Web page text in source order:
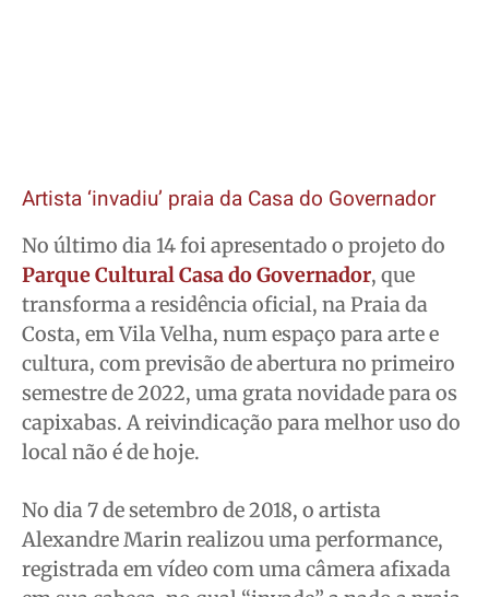
Artista ‘invadiu’ praia da Casa do Governador
No último dia 14 foi apresentado o projeto do
Parque Cultural Casa do Governador, que
transforma a residência oficial, na Praia da
Costa, em Vila Velha, num espaço para arte e
cultura, com previsão de abertura no primeiro
semestre de 2022, uma grata novidade para os
capixabas. A reivindicação para melhor uso do
local não é de hoje.
No dia 7 de setembro de 2018, o artista
Alexandre Marin realizou uma performance,
registrada em vídeo com uma câmera afixada